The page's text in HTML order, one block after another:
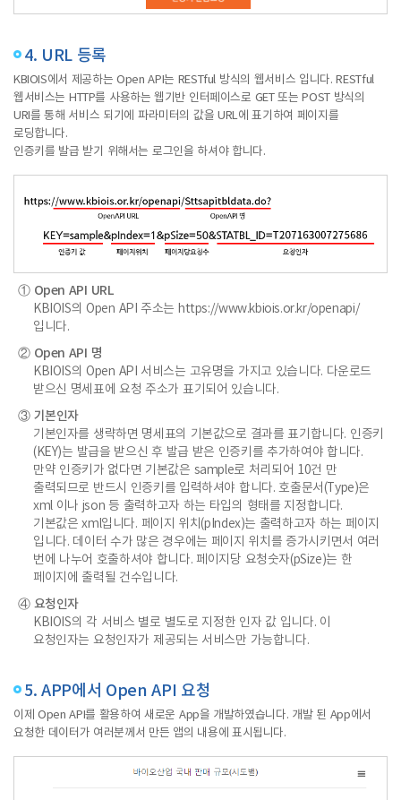
4. URL 등록
KBIOIS에서 제공하는 Open API는 RESTful 방식의 웹서비스 입니다. RESTful
웹서비스는 HTTP를 사용하는 웹기반 인터페이스로 GET 또는 POST 방식의
URI를 통해 서비스 되기에 파라미터의 값을 URL에 표기하여 페이지를
로딩합니다.
인증키를 발급 받기 위해서는 로그인을 하셔야 합니다.
① Open API URL
KBIOIS의 Open API 주소는 https://www.kbiois.or.kr/openapi/
입니다.
② Open API 명
KBIOIS의 Open API 서비스는 고유명을 가지고 있습니다. 다운로드
받으신 명세표에 요청 주소가 표기되어 있습니다.
③ 기본인자
기본인자를 생략하면 명세표의 기본값으로 결과를 표기합니다. 인증키
(KEY)는 발급을 받으신 후 발급 받은 인증키를 추가하여야 합니다.
만약 인증키가 없다면 기본값은 sample로 처리되어 10건 만
출력되므로 반드시 인증키를 입력하셔야 합니다. 호출문서(Type)은
xml 이나 json 등 출력하고자 하는 타입의 형태를 지정합니다.
기본값은 xml입니다. 페이지 위치(pIndex)는 출력하고자 하는 페이지
입니다. 데이터 수가 많은 경우에는 페이지 위치를 증가시키면서 여러
번에 나누어 호출하셔야 합니다. 페이지당 요청숫자(pSize)는 한
페이지에 출력될 건수입니다.
④ 요청인자
KBIOIS의 각 서비스 별로 별도로 지정한 인자 값 입니다. 이
요청인자는 요청인자가 제공되는 서비스만 가능합니다.
5. APP에서 Open API 요청
이제 Open API를 활용하여 새로운 App을 개발하였습니다. 개발 된 App에서
요청한 데이터가 여러분께서 만든 앱의 내용에 표시됩니다.